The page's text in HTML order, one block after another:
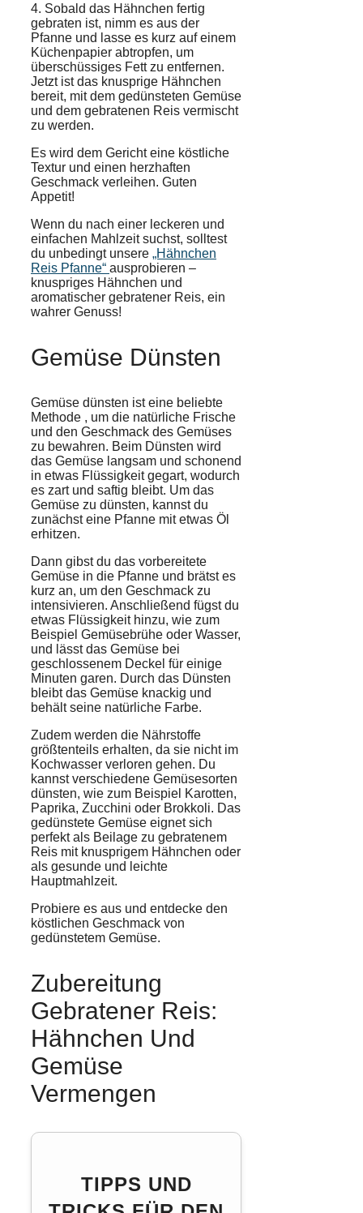
4. Sobald das Hähnchen fertig
gebraten ist, nimm es aus der
Pfanne und lasse es kurz auf einem
Küchenpapier abtropfen, um
überschüssiges Fett zu entfernen.
Jetzt ist das knusprige Hähnchen
bereit, mit dem gedünsteten Gemüse
und dem gebratenen Reis vermischt
zu werden.
Es wird dem Gericht eine köstliche
Textur und einen herzhaften
Geschmack verleihen. Guten
Appetit!
Wenn du nach einer leckeren und
einfachen Mahlzeit suchst, solltest
du unbedingt unsere „Hähnchen
Reis Pfanne“ ausprobieren –
knuspriges Hähnchen und
aromatischer gebratener Reis, ein
wahrer Genuss!
Gemüse Dünsten
Gemüse dünsten ist eine beliebte
Methode , um die natürliche Frische
und den Geschmack des Gemüses
zu bewahren. Beim Dünsten wird
das Gemüse langsam und schonend
in etwas Flüssigkeitgegart, wodurch
es zart und saftig bleibt. Um das
Gemüse zu dünsten, kannst du
zunächst eine Pfanne mit etwas Öl
erhitzen.
Dann gibst du das vorbereitete
Gemüse in die Pfanne und brätst es
kurz an, um den Geschmack zu
intensivieren. Anschließend fügst du
etwas Flüssigkeit hinzu, wie zum
Beispiel Gemüsebrühe oder Wasser,
und lässt das Gemüse bei
geschlossenem Deckel für einige
Minuten garen. Durch das Dünsten
bleibt das Gemüse knackig und
behält seine natürliche Farbe.
Zudem werden die Nährstoffe
größtenteils erhalten, da sie nicht im
Kochwasser verloren gehen. Du
kannst verschiedene Gemüsesorten
dünsten, wie zum Beispiel Karotten,
Paprika, Zucchini oder Brokkoli. Das
gedünstete Gemüse eignet sich
perfekt als Beilage zu gebratenem
Reis mit knusprigem Hähnchen oder
als gesunde und leichte
Hauptmahlzeit.
Probiere es aus und entdecke den
köstlichen Geschmack von
gedünstetem Gemüse.
Zubereitung
Gebratener Reis:
Hähnchen Und
Gemüse
Vermengen
TIPPS UND